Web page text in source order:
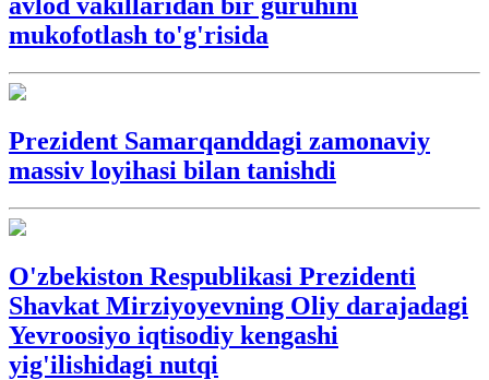
avlod vakillaridan bir guruhini
mukofotlash to'g'risida
Prezident Samarqanddagi zamonaviy
massiv loyihasi bilan tanishdi
O'zbekiston Respublikasi Prezidenti
Shavkat Mirziyoyevning Oliy darajadagi
Yevroosiyo iqtisodiy kengashi
yig'ilishidagi nutqi